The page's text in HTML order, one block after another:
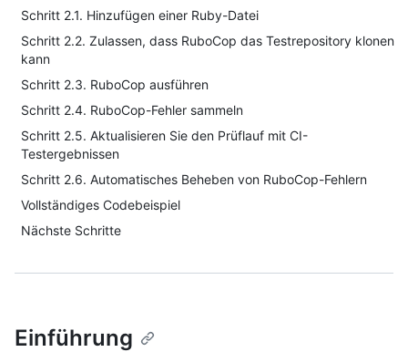
Schritt 2.1. Hinzufügen einer Ruby-Datei
Schritt 2.2. Zulassen, dass RuboCop das Testrepository klonen
kann
Schritt 2.3. RuboCop ausführen
Schritt 2.4. RuboCop-Fehler sammeln
Schritt 2.5. Aktualisieren Sie den Prüflauf mit CI-
Testergebnissen
Schritt 2.6. Automatisches Beheben von RuboCop-Fehlern
Vollständiges Codebeispiel
Nächste Schritte
Einführung